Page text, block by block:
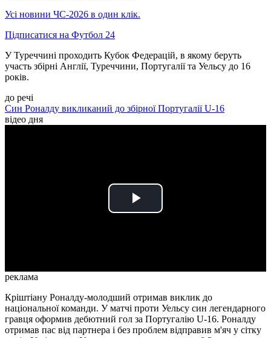
Усі новини ЧС-2026 в один клік.
Підписатися на Футбол 24
У Туреччині проходить Кубок Федерацій, в якому беруть
участь збірні Англії, Туреччини, Португалії та Уельсу до 16
років.
до речі
Син Роналду викликаний до збірної Португалії U-16
відео дня
Play
реклама
Кріштіану Роналду-молодший отримав виклик до
національної команди. У матчі проти Уельсу син легендарного
гравця оформив дебютний гол за Португалію U-16. Роналду
отримав пас від партнера і без проблем відправив м'яч у сітку